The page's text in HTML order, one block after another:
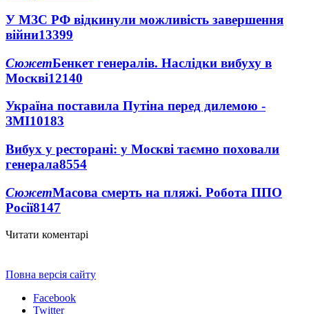
У МЗС РФ відкинули можливість завершення
війни13399
СюжетБенкет генералів. Наслідки вибуху в
Москві12140
Україна поставила Путіна перед дилемою -
ЗМІ10183
Вибух у ресторані: у Москві таємно поховали
генерала8554
СюжетМасова смерть на пляжі. Робота ППО
Росії8147
Читати коментарі
Повна версія сайту
Facebook
Twitter